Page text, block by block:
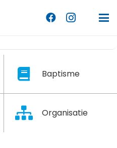
Baptisme
Organisatie